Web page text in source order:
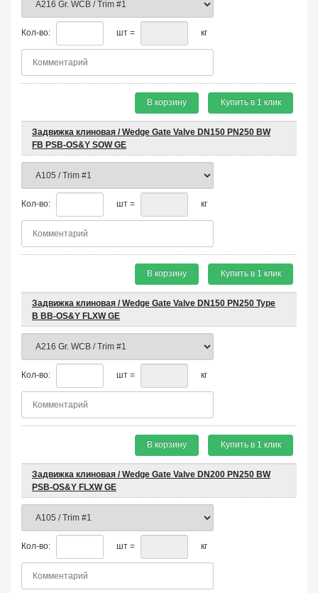
Кол-во: шт = кг
В корзину Купить в 1 клик
Задвижка клиновая / Wedge Gate Valve DN150 PN250 BW
FB PSB-OS&Y SOW GE
Кол-во: шт = кг
В корзину Купить в 1 клик
Задвижка клиновая / Wedge Gate Valve DN150 PN250 Type
B BB-OS&Y FLXW GE
Кол-во: шт = кг
В корзину Купить в 1 клик
Задвижка клиновая / Wedge Gate Valve DN200 PN250 BW
PSB-OS&Y FLXW GE
Кол-во: шт = кг